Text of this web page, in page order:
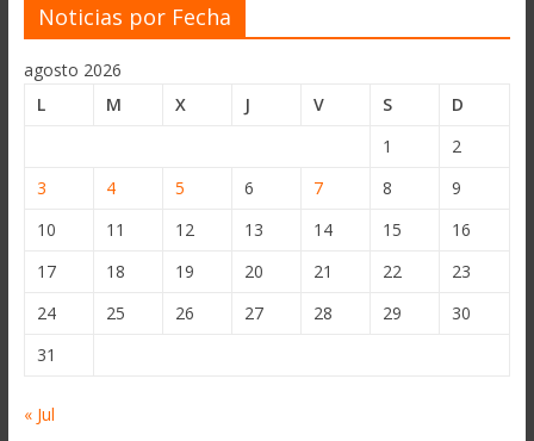
Noticias por Fecha
agosto 2026
L
M X J V S
D
1
2
3
4 5 6 7 8
9
10
11 12 13 14 15
16
17
18 19 20 21 22
23
24
25 26 27 28 29
30
31
« Jul